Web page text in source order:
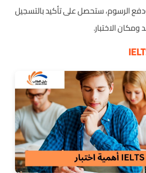
الرسوم، ستحصل على تأكيد بالتسجيل
الاختبار.